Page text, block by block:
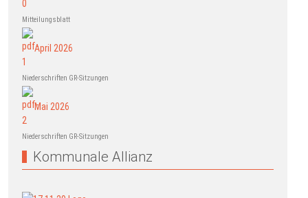
Mitteilungsblatt
April 2026
Niederschriften GR-Sitzungen
Mai 2026
Niederschriften GR-Sitzungen
Kommunale Allianz